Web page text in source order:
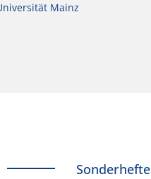
Mainz
Sonderhefte